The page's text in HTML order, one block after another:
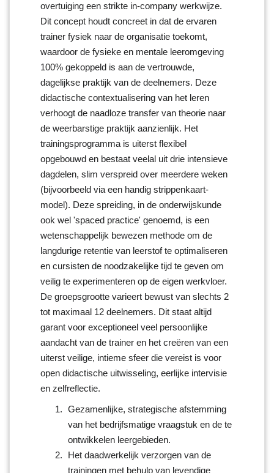
overtuiging een strikte in-company werkwijze.
Dit concept houdt concreet in dat de ervaren
trainer fysiek naar de organisatie toekomt,
waardoor de fysieke en mentale leeromgeving
100% gekoppeld is aan de vertrouwde,
dagelijkse praktijk van de deelnemers. Deze
didactische contextualisering van het leren
verhoogt de naadloze transfer van theorie naar
de weerbarstige praktijk aanzienlijk. Het
trainingsprogramma is uiterst flexibel
opgebouwd en bestaat veelal uit drie intensieve
dagdelen, slim verspreid over meerdere weken
(bijvoorbeeld via een handig strippenkaart-
model). Deze spreiding, in de onderwijskunde
ook wel 'spaced practice' genoemd, is een
wetenschappelijk bewezen methode om de
langdurige retentie van leerstof te optimaliseren
en cursisten de noodzakelijke tijd te geven om
veilig te experimenteren op de eigen werkvloer.
De groepsgrootte varieert bewust van slechts 2
tot maximaal 12 deelnemers. Dit staat altijd
garant voor exceptioneel veel persoonlijke
aandacht van de trainer en het creëren van een
uiterst veilige, intieme sfeer die vereist is voor
open didactische uitwisseling, eerlijke intervisie
en zelfreflectie.
Gezamenlijke, strategische afstemming
van het bedrijfsmatige vraagstuk en de te
ontwikkelen leergebieden.
Het daadwerkelijk verzorgen van de
trainingen met behulp van levendige